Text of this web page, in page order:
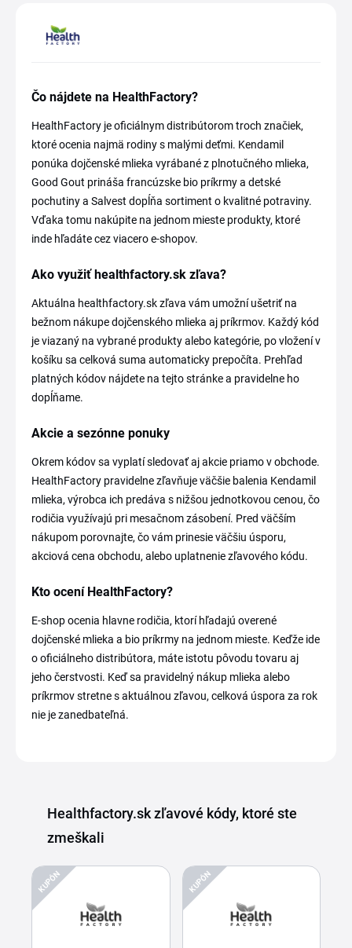
Čo nájdete na HealthFactory?
HealthFactory je oficiálnym distribútorom troch značiek,
ktoré ocenia najmä rodiny s malými deťmi. Kendamil
ponúka dojčenské mlieka vyrábané z plnotučného mlieka,
Good Gout prináša francúzske bio príkrmy a detské
pochutiny a Salvest dopĺňa sortiment o kvalitné potraviny.
Vďaka tomu nakúpite na jednom mieste produkty, ktoré
inde hľadáte cez viacero e-shopov.
Ako využiť healthfactory.sk zľava?
Aktuálna healthfactory.sk zľava vám umožní ušetriť na
bežnom nákupe dojčenského mlieka aj príkrmov. Každý kód
je viazaný na vybrané produkty alebo kategórie, po vložení v
košíku sa celková suma automaticky prepočíta. Prehľad
platných kódov nájdete na tejto stránke a pravidelne ho
dopĺňame.
Akcie a sezónne ponuky
Okrem kódov sa vyplatí sledovať aj akcie priamo v obchode.
HealthFactory pravidelne zľavňuje väčšie balenia Kendamil
mlieka, výrobca ich predáva s nižšou jednotkovou cenou, čo
rodičia využívajú pri mesačnom zásobení. Pred väčším
nákupom porovnajte, čo vám prinesie väčšiu úsporu,
akciová cena obchodu, alebo uplatnenie zľavového kódu.
Kto ocení HealthFactory?
E-shop ocenia hlavne rodičia, ktorí hľadajú overené
dojčenské mlieka a bio príkrmy na jednom mieste. Keďže ide
o oficiálneho distribútora, máte istotu pôvodu tovaru aj
jeho čerstvosti. Keď sa pravidelný nákup mlieka alebo
príkrmov stretne s aktuálnou zľavou, celková úspora za rok
nie je zanedbateľná.
Healthfactory.sk zľavové kódy, ktoré ste
zmeškali
KUPÓN KUPÓN